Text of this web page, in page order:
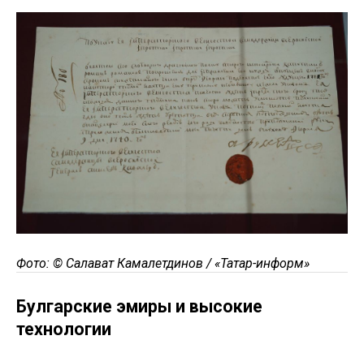
Фото: © Салават Камалетдинов / «Татар-информ»
Булгарские эмиры и высокие
технологии